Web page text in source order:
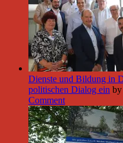
Dienste und Bildung in
politischen Dialog ein by
Comment